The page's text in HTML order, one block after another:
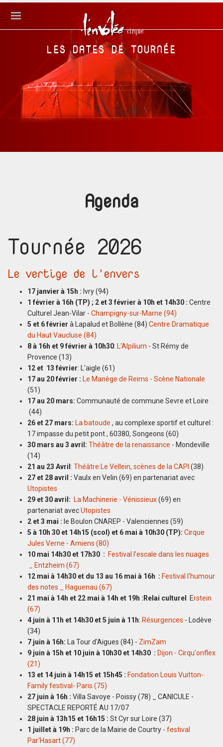
LES DATES DE TOURNÉE
Agenda
Tournée 2026
Le vertige de l'envers
17 janvier à 15h : Ivry (94)
1 février à 16h (TP) ; 2 et 3 février à 10h et 14h30 : Centre
Culturel Jean-Vilar - Champigny-sur-Marne (94)
5 et 6 février à Lapalud et Bollène (84) Centre Dramatique
du Haut Vaucluse (84)
8 à 16h et 9 février à 10h30: L'Alpilium - St Rémy de
Provence (13)
12 et 13 février: L'aigle (61)
17 au 20 février : Le Manège de Reims - Scène Nationale
(51)
17 au 20 mars: Communauté de commune Sevre et Loire
(44)
26 et 27 mars: La batoude , au complexe sportif et culturel :
17 impasse du petit pont , 60380, Songeons (60)
30 mars au 3 avril: Théâtre de la renaissance - Mondeville
(14)
21 au 23 Avril : Théâtre Le Vellein, scènes de la CAPI (38)
27 et 28 avril : Vaulx en Velin (69) en partenariat avec
Utopistes
29 et 30 avril: La Machinerie - Vénissieux(69) en
partenariat avecUtopistes
2 et 3 mai : le Boulon CNAREP - Valenciennes (59)
5 à 10h 30 et 14h15 (scol) et 6 mai à 10h30 (TP): Cirque
Jules Verne - Amiens (80)
10 mai 14h30 et 17h30 : Festival l'escale dans les nuages
_ Entzheim (67)
12 mai à 14h30 et du 13 au 16 mai à 16h : Festival l'humour
des notes _ Haguenau (67)
21 mai à 14h et 22 mai à 14h et 19h :Relai culturel
Erstein
(67)
4 juin à 11h et 14h30 et 5 juin à 11h: Résurgences - Lodève
(34)
7 juin à 16h: La Tour d'Aigues (84) - ZimZam
9 juin à 15h et 10 juin à 10h30 et 14h30 : Dijon - Cirqu'onflex
(21)
13 et 14 juin à 14h15 et 15h45 : Fondation Louis Vuitton-
Family festival- Paris (75)
27 juin à 16h : Villa Savoye - Poissy (78) _ CANICULE -
SPECTACLE REPORTÉ AU 17/07
28 juin à 13h15 et 16h15 : St Cyr sur Loire (37)
1 juillet à 19h : Parc de la Mairie de Courtry - festival
Par'Hasart (77)